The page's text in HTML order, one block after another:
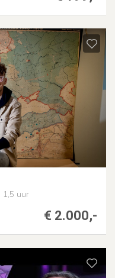
1,5 uur
€ 2.000,-